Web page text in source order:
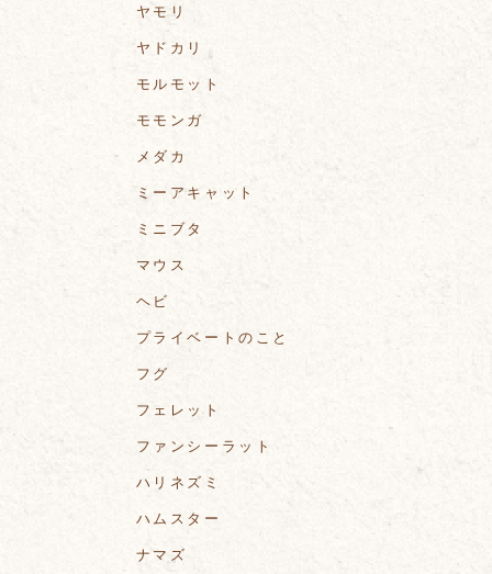
ヤモリ
ヤドカリ
モルモット
モモンガ
メダカ
ミーアキャット
ミニブタ
マウス
ヘビ
プライベートのこと
フグ
フェレット
ファンシーラット
ハリネズミ
ハムスター
ナマズ